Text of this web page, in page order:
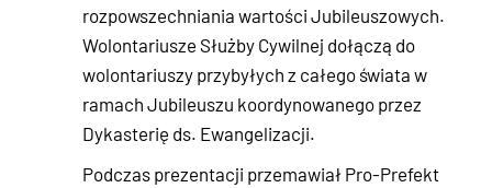
rozpowszechniania wartości Jubileuszowych.
Wolontariusze Służby Cywilnej dołączą do
wolontariuszy przybyłych z całego świata w
ramach Jubileuszu koordynowanego przez
Dykasterię ds. Ewangelizacji.
Podczas prezentacji przemawiał Pro-Prefekt